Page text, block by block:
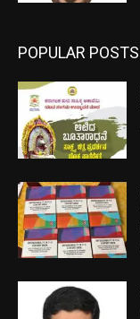
POPULAR POSTS